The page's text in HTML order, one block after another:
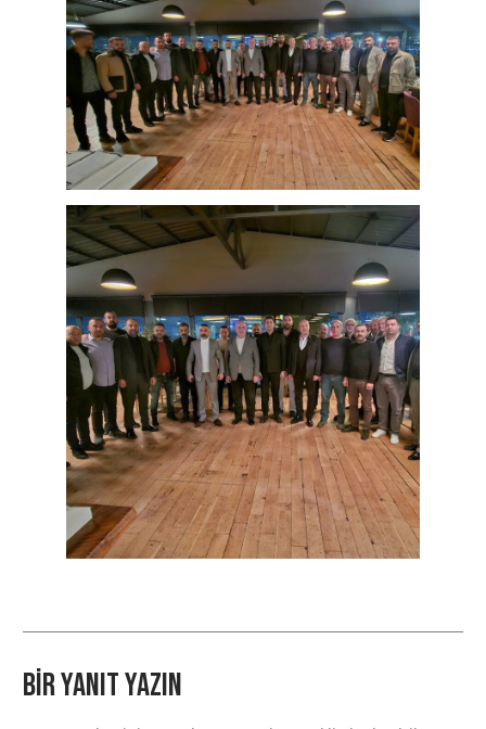
Bir yanıt yazın